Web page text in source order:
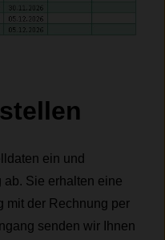
ein und
Sie erhalten eine
mit der Rechnung per
senden wir Ihnen